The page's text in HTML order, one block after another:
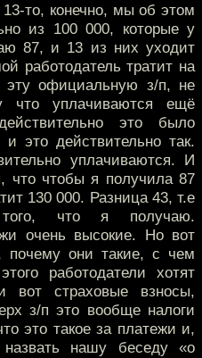
13-то, конечно, мы об этом
из 100 000, которые у
87, и 13 из них уходит
работодатель тратит на
официальную з/п, не
уплачиваются ещё
это было
это действительно так.
уплачиваются. И
что чтобы я получила 87
130 000. Разница 43, т.е
что я получаю.
очень высокие. Но вот
почему они такие, с чем
работодатели хотят
страховые взносы,
з/п это вообще налоги
это такое за платежи и,
нашу беседу «о